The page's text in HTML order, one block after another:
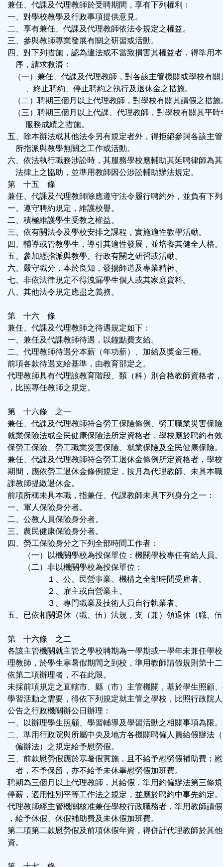
兼任、代課及代理教師於受聘期間，享有下列權利：
一、對學校教學及行政事項提供意見。
二、享有兼任、代課及代理教師依法令規定之權益。
三、參與教師專業發展有關之研習或活動。
四、對下列措施，認為違法或不當致損害其權益者，得準用
序，請求救濟：
（一）兼任、代課及代理教師，對各該主管機關或學校有關
、終止聘約、停止聘約之執行及退休金之措施。
（二）聘期三個月以上代理教師，對學校有關其請假之措施
（三）聘期三個月以上代課、代理教師，對學校有關其平時
服務成績之措施。
五、除本辦法或其他法令另有規定者外，得拒絕參與各該主
所指派與教學無關之工作或活動。
六、依法執行職務涉訟時，其服務學校應輔助其延聘律師為
法律上之協助，並準用教師因公涉訟輔助辦法規定。
第 十五 條
兼任、代課及代理教師除應遵守法令履行聘約外，並負有下
一、遵守聘約規定，維護校譽。
二、積極維護學生受教之權益。
三、依有關法令及學校安排之課程，實施適性教學活動。
四、輔導或管教學生，導引其適性發展，並培養其健全人格。
五、參加經指派與教學、行政有關之研習或活動。
六、嚴守職分，本於良知，發揚師道及專業精神。
七、非依法律規定不得洩漏學生個人或其家庭資料。
八、其他法令規定應盡之義務。
第 十六 條
兼任、代課及代理教師之待遇規定如下：
一、兼任及代課教師待遇，以鐘點費支給。
二、代理教師待遇分本薪（年功薪）、加給及獎金三種。
前項各款待遇支給基準，由教育部定之。
代理教師具有代理該教育階段、類（科）別合格教師資格者
，比照專任教師之規定。
第 十六條 之一
兼任、代課及代理教師符合勞工保險條例、勞工職業災害保
就業保險法或全民健康保險法所定資格者，學校應於聘約有
保勞工保險、勞工職業災害保險、就業保險及全民健康保險。
兼任、代課及代理教師符合勞工退休金條例所定資格者，學
期間，應依勞工退休金條例規定，按月為代理教師、未具本
課教師提繳退休金。
前項所稱未具本職，指兼任、代課教師未具下列身分之一：
一、軍人保險身分者。
二、公教人員保險身分者。
三、農民健康保險身分者。
四、勞工保險身分之下列全部時間工作者：
（一）以機關學校為投保單位：機關學校專任有給人員。
（二）非以機關學校為投保單位：
１、公、民營事業、機構之全部時間受雇者。
２、雇主或自營業主。
３、專門職業及技術人員自行執業者。
五、已依相關退休（職、伍）法規，支（兼）領退休（職、
第 十六條 之二
各該主管機關就主管之學校聘期為一學期或一學年未兼任學
理教師，於學生寒暑假期間之到校，準用教師請假規則第十
依第二項辦理者，不在此限。
未採前項規定之直轄市、縣（市）主管機關，基於學生照顧
學習活動之需要，得依下列規定就主管之學校，比照行政院
公告之行政機關辦公日辦理：
一、以辦理學生照顧、學習輔導及學習活動之相關事項為限。
二、準用行政院與所屬中央及地方各機關聘僱人員給假辦法
僱辦法）之規定給予慰勞假。
三、前款慰勞假應於寒暑假實施，且不給予慰勞假補助費；
者，不予保留，亦不給予未休畢慰勞假加班費。
聘期為三個月以上代理教師，其給假，準用約僱辦法第三條
停薪，適用性別平等工作法之規定，並應於聘約中事先約定。
代理教師經主管機關核准兼任學校行政職務者，準用教師請
，給予休假、休假補助費及未休假加班費。
第二項第二款慰勞假及前項休假年資，得併計代理教師於其
資。